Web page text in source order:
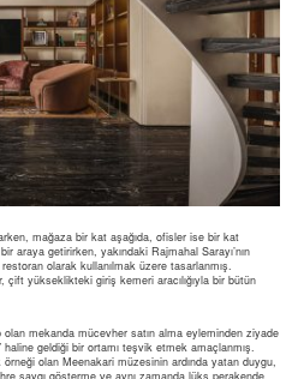
mağaza bir kat aşağıda, ofisler ise bir kat
araya getirirken, yakındaki Rajmahal Sarayı’nın
olarak kullanılmak üzere tasarlanmış.
çift yükseklikteki giriş kemeri aracılığıyla bir bütün
mekanda mücevher satın alma eyleminden ziyade
geldiği bir ortamı teşvik etmek amaçlanmış.
olan Meenakari müzesinin ardında yatan duygu,
saygı gösterme ve aynı zamanda lüks perakende